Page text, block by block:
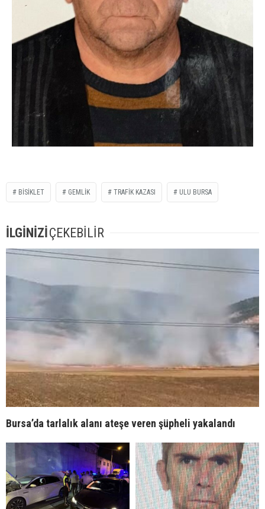
BISIKLET GEMLIK TRAFIK KAZASI ULU BURSA
İLGİNİZİÇEKEBİLİR
Bursa’da tarlalık alanı ateşe veren şüpheli yakalandı